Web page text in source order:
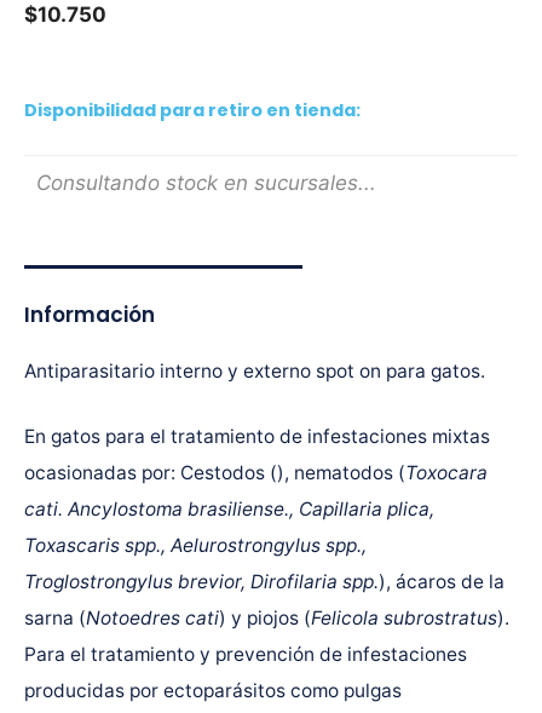
$10.750
Disponibilidad para retiro en tienda:
Consultando stock en sucursales...
Información
Antiparasitario interno y externo spot on para gatos.
En gatos para el tratamiento de infestaciones mixtas
ocasionadas por: Cestodos (), nematodos (Toxocara
cati. Ancylostoma brasiliense., Capillaria plica,
Toxascaris spp., Aelurostrongylus spp.,
Troglostrongylus brevior, Dirofilaria spp.), ácaros de la
sarna (Notoedres cati) y piojos (Felicola subrostratus).
Para el tratamiento y prevención de infestaciones
producidas por ectoparásitos como pulgas